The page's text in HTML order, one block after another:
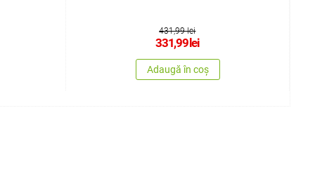
431,99 lei
331,99lei
Adaugă în coș